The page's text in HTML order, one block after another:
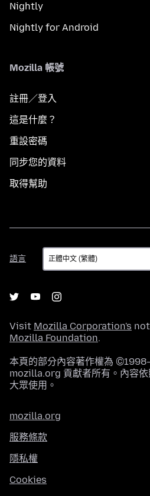
Nightly
Nightly for Android
Mozilla 帳號
註冊／登入
這是什麼？
重設密碼
同步您的資料
取得幫助
語言
語
言
Visit Mozilla Corporation's
Mozilla Foundation.
本頁的部分內容著作權為
mozilla.org 貢獻者所有。內容依
大眾使用。
mozilla.org
服務條款
隱私權
Cookies